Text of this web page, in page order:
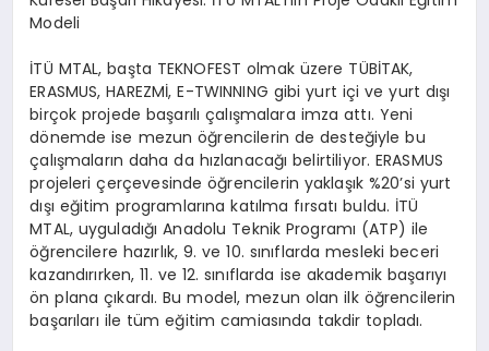
Modeli
İTÜ MTAL, başta TEKNOFEST olmak üzere TÜBİTAK,
ERASMUS, HAREZMİ, E-TWINNING gibi yurt içi ve yurt dışı
birçok projede başarılı çalışmalara imza attı. Yeni
dönemde ise mezun öğrencilerin de desteğiyle bu
çalışmaların daha da hızlanacağı belirtiliyor. ERASMUS
projeleri çerçevesinde öğrencilerin yaklaşık %20’si yurt
dışı eğitim programlarına katılma fırsatı buldu. İTÜ
MTAL, uyguladığı Anadolu Teknik Programı (ATP) ile
öğrencilere hazırlık, 9. ve 10. sınıflarda mesleki beceri
kazandırırken, 11. ve 12. sınıflarda ise akademik başarıyı
ön plana çıkardı. Bu model, mezun olan ilk öğrencilerin
başarıları ile tüm eğitim camiasında takdir topladı.